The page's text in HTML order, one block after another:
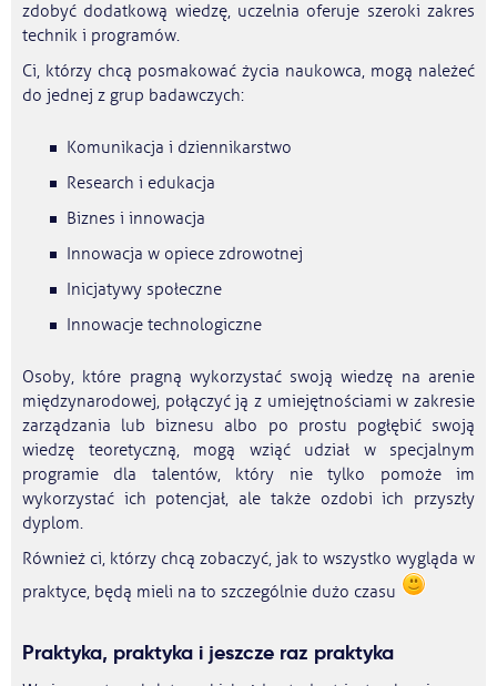
zdobyć dodatkową wiedzę, uczelnia oferuje szeroki zakres
technik i programów.
Ci, którzy chcą posmakować życia naukowca, mogą należeć
do jednej z grup badawczych:
Komunikacja i dziennikarstwo
Research i edukacja
Biznes i innowacja
Innowacja w opiece zdrowotnej
Inicjatywy społeczne
Innowacje technologiczne
Osoby, które pragną wykorzystać swoją wiedzę na arenie
międzynarodowej, połączyć ją z umiejętnościami w zakresie
zarządzania lub biznesu albo po prostu pogłębić swoją
wiedzę teoretyczną, mogą wziąć udział w specjalnym
programie dla talentów, który nie tylko pomoże im
wykorzystać ich potencjał, ale także ozdobi ich przyszły
dyplom.
Również ci, którzy chcą zobaczyć, jak to wszystko wygląda w
praktyce, będą mieli na to szczególnie dużo czasu
Praktyka, praktyka i jeszcze raz praktyka